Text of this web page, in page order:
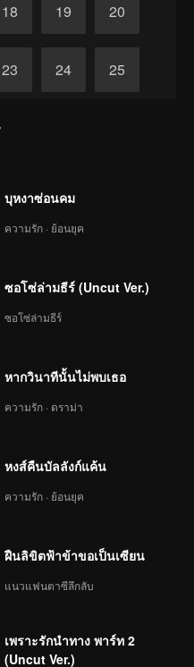
18 19 20
23 24 25
บุหงาซ่อนคม
ความรัก · ย้อนยุค
ซอโซ่ล่ามธีร์ (Uncut Ver.)
ซอโซ่ล่ามธีร์
หากวินาทีนั้นไม่พบเธอ
ความรัก · ดราม่า
หงส์คืนบัลลังก์แค้น
ความรัก · ย้อนยุค
ฝืนลิขิตฟ้าข้าขอเป็นเซียน
แนวแฟนตาซีลึกลับ
เพราะรักนำทาง พาร์ท 2
(Uncut Ver.)